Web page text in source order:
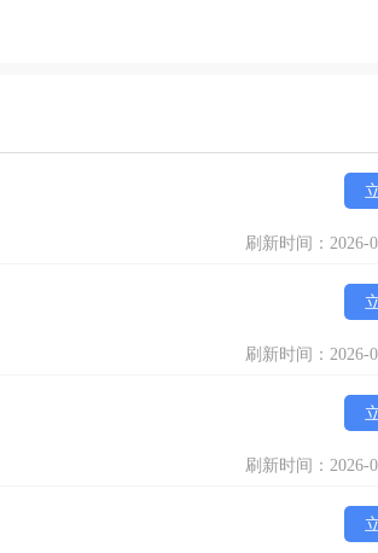
刷新时间：2026-
刷新时间：2026-
刷新时间：2026-